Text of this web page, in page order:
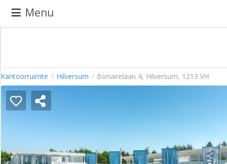
Menu
aanbieden
Pand
zoeken
Waarom
adverteren
Blog
Kantoorruimte Hilversum Bonairelaan 4, Hilversum, 1213 VH